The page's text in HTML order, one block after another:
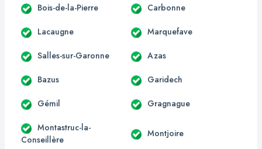
Bois-de-la-Pierre Carbonne
Lacaugne Marquefave
Salles-sur-Garonne Azas
Bazus Garidech
Gémil Gragnague
Montastruc-la-
Conseillère
Montjoire